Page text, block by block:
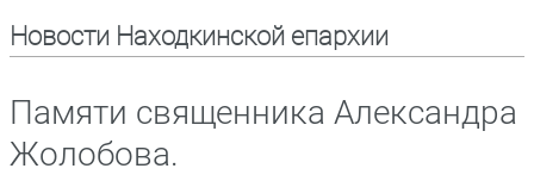
Новости Находкинской епархии
Памяти священника Александра
Жолобова.